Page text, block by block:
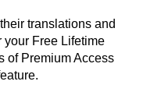
translations and
your Free Lifetime
of Premium Access